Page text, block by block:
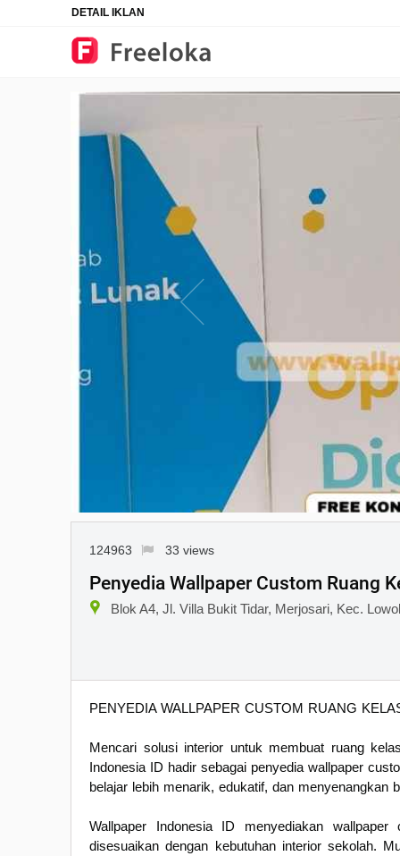
DETAIL IKLAN
124963 33 views
Penyedia Wallpaper Custom Ruang
Blok A4, Jl. Villa Bukit Tidar, Merjosari, Kec.
PENYEDIA WALLPAPER CUSTOM RUANG
Mencari solusi interior untuk membuat ruang
Indonesia ID hadir sebagai penyedia wallpaper
belajar lebih menarik, edukatif, dan menyenangkan
Wallpaper Indonesia ID menyediakan
disesuaikan dengan kebutuhan interior sekolah.